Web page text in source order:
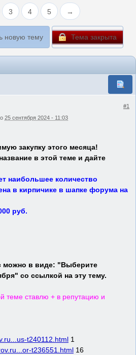
3 4 5 →
новую тему Тема закрыта
#1
25 сентября 2024 - 11:03
закупку этого месяца!
в этой теме и дайте
наибольшее количество
в кирпичике в шапке форума на
руб.
можно в виде: "Выберите
со ссылкой на эту тему.
теме ставлю + в репутацию и
t240112.html 1
t236551.html 16